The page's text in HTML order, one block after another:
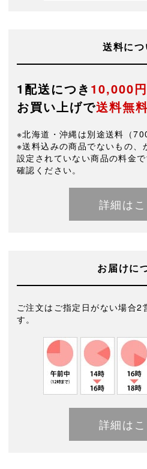
送料につ
1配送につき 10,000
お買い上げで送料無
※北海道・沖縄は別途送料（
※送料込みの商品でないもの、
設定されていない商品の料金
確認ください。
詳細は
お届けに
ご注文はご指定日がない場合2
す。
詳細は